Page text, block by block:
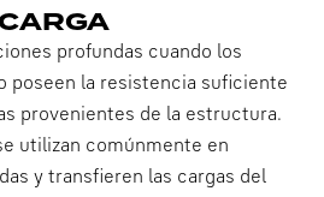
profundas cuando los
poseen la resistencia suficiente
provenientes de la estructura.
utilizan comúnmente en
y transfieren las cargas del